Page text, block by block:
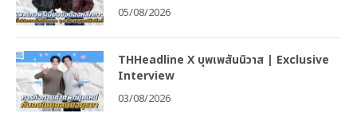
05/08/2026
THHeadline X บุพเพสันนิวาส | Exclusive
Interview
03/08/2026